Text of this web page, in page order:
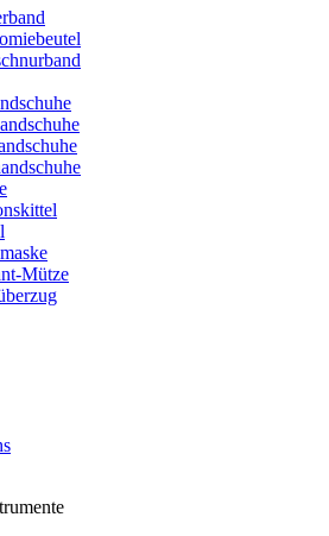
Mütze